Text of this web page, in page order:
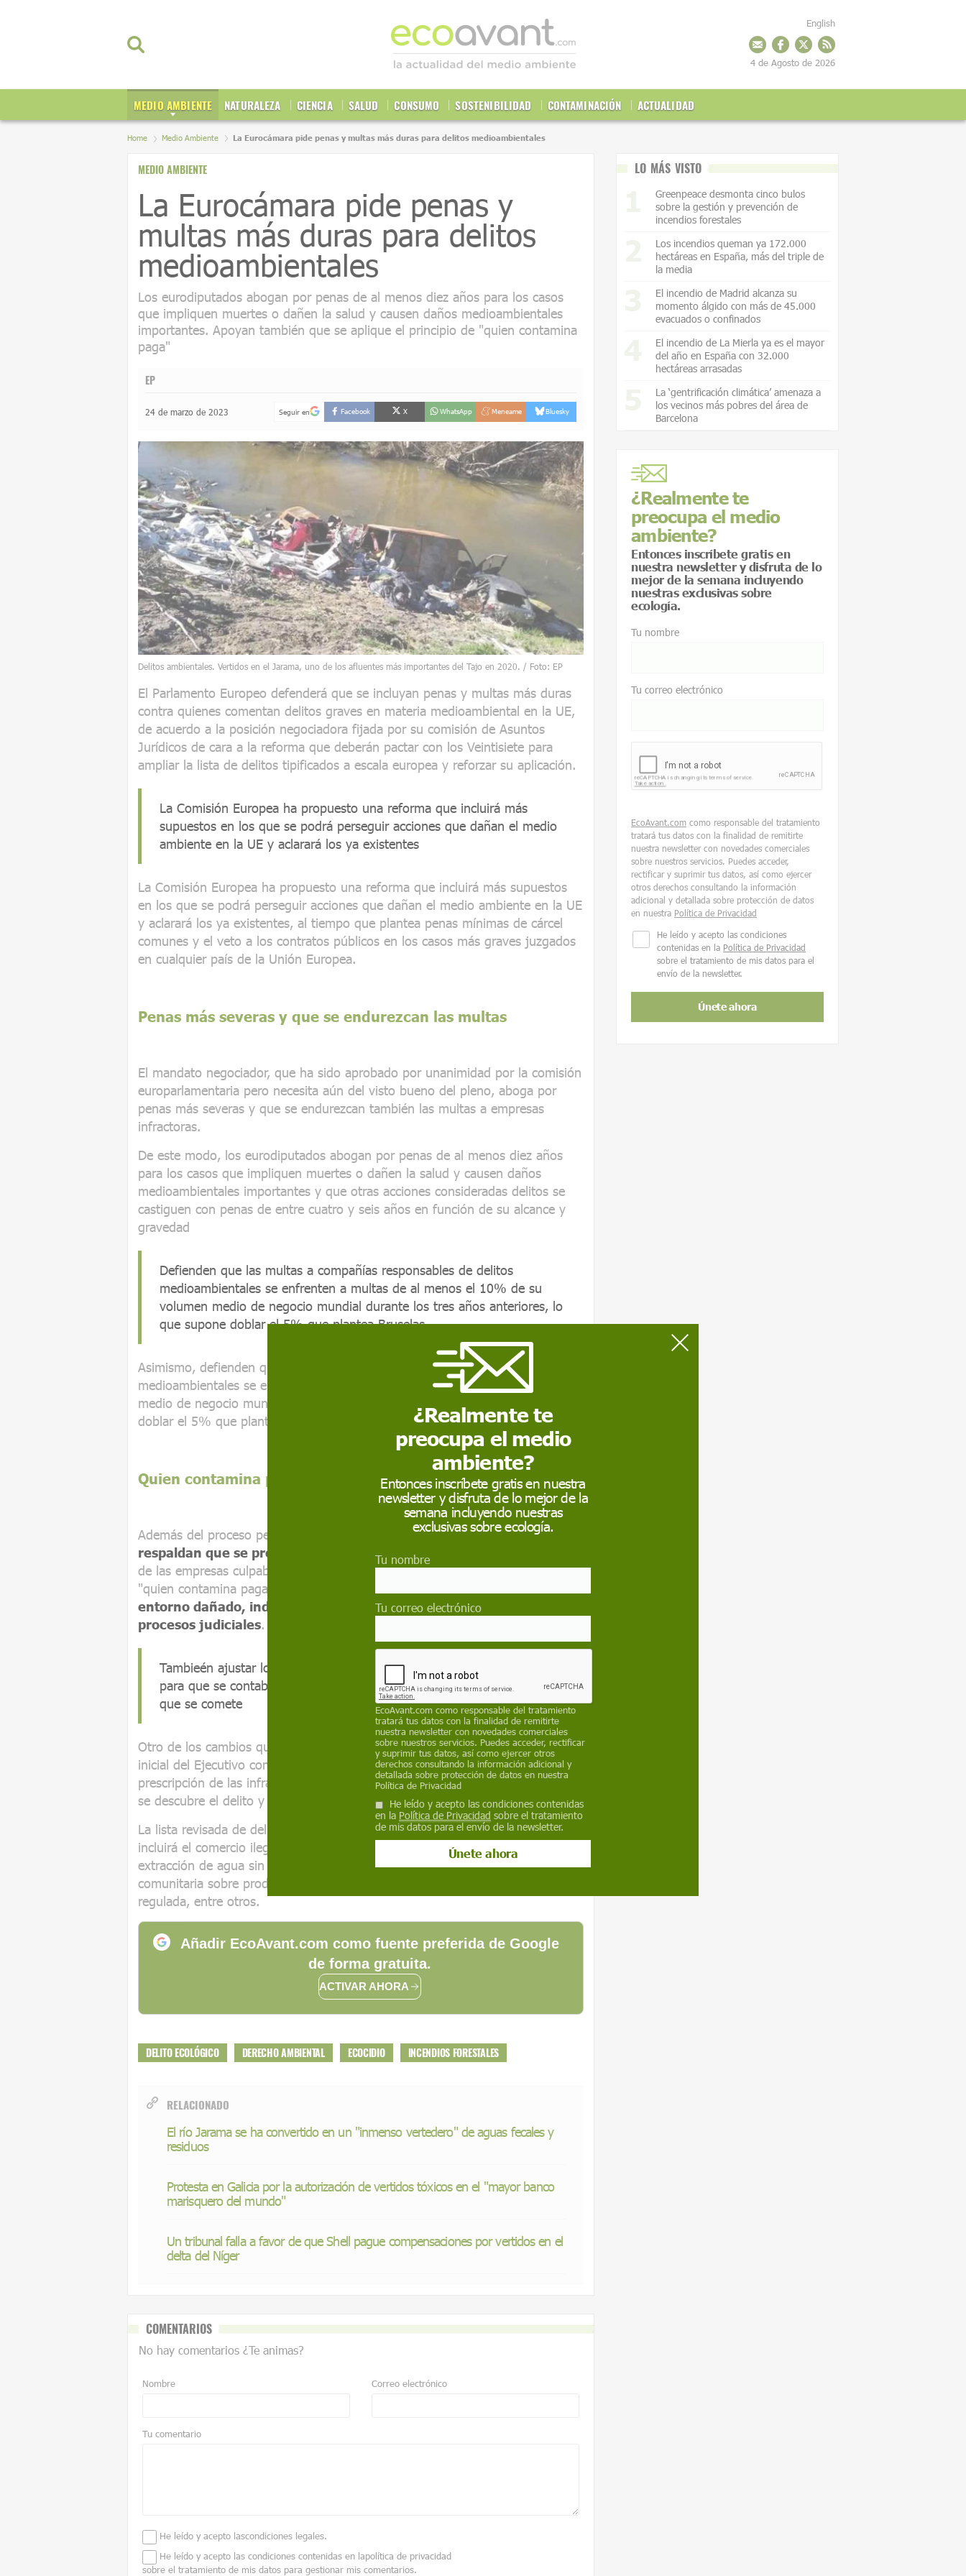
MEDIO AMBIENTE NATURALEZA CIENCIA SALUD CONSUMO SOSTENIBILIDAD CONTAMINACIÓN ACTUALIDAD
English
4 de Agosto de 2026
Home Medio Ambiente La Eurocámara pide penas y multas más duras para delitos medioambientales
MEDIO AMBIENTE
La Eurocámara pide penas y
multas más duras para delitos
medioambientales
Los eurodiputados abogan por penas de al menos diez años para los casos
que impliquen muertes o dañen la salud y causen daños medioambientales
importantes. Apoyan también que se aplique el principio de "quien contamina
paga"
EP
24 de marzo de 2023 Seguir en Facebook X WhatsApp Meneame Bluesky
Delitos ambientales. Vertidos en el Jarama, uno de los afluentes más importantes del Tajo en 2020. / Foto: EP
El Parlamento Europeo defenderá que se incluyan penas y multas más duras
contra quienes comentan delitos graves en materia medioambiental en la UE,
de acuerdo a la posición negociadora fijada por su comisión de Asuntos
Jurídicos de cara a la reforma que deberán pactar con los Veintisiete para
ampliar la lista de delitos tipificados a escala europea y reforzar su aplicación.
La Comisión Europea ha propuesto una reforma que incluirá más
supuestos en los que se podrá perseguir acciones que dañan el medio
ambiente en la UE y aclarará los ya existentes
La Comisión Europea ha propuesto una reforma que incluirá más supuestos
en los que se podrá perseguir acciones que dañan el medio ambiente en la UE
y aclarará los ya existentes, al tiempo que plantea penas mínimas de cárcel
comunes y el veto a los contratos públicos en los casos más graves juzgados
en cualquier país de la Unión Europea.
Penas más severas y que se endurezcan las multas
El mandato negociador, que ha sido aprobado por unanimidad por la comisión
europarlamentaria pero necesita aún del visto bueno del pleno, aboga por
penas más severas y que se endurezcan también las multas a empresas
infractoras.
De este modo, los eurodiputados abogan por penas de al menos diez años
para los casos que impliquen muertes o dañen la salud y causen daños
medioambientales importantes y que otras acciones consideradas delitos se
castiguen con penas de entre cuatro y seis años en función de su alcance y
gravedad
Defienden que las multas a compañías responsables de delitos
medioambientales se enfrenten a multas de al menos el 10% de su
volumen medio de negocio mundial durante los tres años anteriores, lo
que supone doblar el 5% que plantea Bruselas
Asimismo, defienden que las multas a compañías responsables de delitos
medioambientales se enfrenten a multas de al menos el 10% de su volumen
medio de negocio mundial durante los tres años anteriores, lo que supone
doblar el 5% que plantea Bruselas.
Quien contamina paga
Además del proceso penal por
las infracciones graves, los eurodiputados
respaldan que se prohíba el acceso a fondos o contratación pública
de las empresas culpables y apoyan también que se aplique el principio de
"quien contamina paga", por el que los
entorno dañado, indemnizar a las víctimas y asumir las costas de los
procesos judiciales.
Tambieén ajustar los plazos de prescripción de las infracciones penales
para que se contabilice a partir de que se descubre el delito y no desde
que se comete
Otro de los cambios que piden los eurodiputados con respecto a la propuesta
inicial del Ejecutivo comunitario tiene que ver con ajustar los plazos de
prescripción de las infracciones penales para que se contabilice a partir de que
se descubre el delito y no desde que se comete.
La lista revisada de delitos medioambientales una vez se pacte la reforma
incluirá el comercio ilegal de madera, el desguace ilegal de buques o la
extracción de agua sin autorización, así como la violación de la normativa
comunitaria sobre productos químicos y la pesca ilegal, no declarada ni
regulada, entre otros.
Añadir EcoAvant.com como fuente preferida de Google
de forma gratuita.
ACTIVAR AHORA
DELITO ECOLÓGICO DERECHO AMBIENTAL ECOCIDIO INCENDIOS FORESTALES
RELACIONADO
El río Jarama se ha convertido en un "inmenso vertedero" de aguas fecales y
residuos
Protesta en Galicia por la autorización de vertidos tóxicos en el "mayor banco
marisquero del mundo"
Un tribunal falla a favor de que Shell pague compensaciones por vertidos en el
delta del Níger
COMENTARIOS
No hay comentarios ¿Te animas?
Nombre Correo electrónico
Tu comentario
He leído y acepto lascondiciones legales.
He leído y acepto las condiciones contenidas en lapolítica de privacidad
sobre el tratamiento de mis datos para gestionar mis comentarios.
LO MÁS VISTO
Greenpeace desmonta cinco bulos
sobre la gestión y prevención de
incendios forestales
Los incendios queman ya 172.000
hectáreas en España, más del triple de
la media
El incendio de Madrid alcanza su
momento álgido con más de 45.000
evacuados o confinados
El incendio de La Mierla ya es el mayor
del año en España con 32.000
hectáreas arrasadas
La ‘gentrificación climática’ amenaza a
los vecinos más pobres del área de
Barcelona
¿Realmente te
preocupa el medio
ambiente?
Entonces inscríbete gratis en
nuestra newsletter y disfruta de lo
mejor de la semana incluyendo
nuestras exclusivas sobre
ecología.
Tu nombre
Tu correo electrónico
EcoAvant.com como responsable del tratamiento
tratará tus datos con la finalidad de remitirte
nuestra newsletter con novedades comerciales
sobre nuestros servicios. Puedes acceder,
rectificar y suprimir tus datos, así como ejercer
otros derechos consultando la información
adicional y detallada sobre protección de datos
en nuestra Política de Privacidad
He leído y acepto las condiciones
contenidas en la Política de Privacidad
sobre el tratamiento de mis datos para el
envío de la newsletter.
¿Realmente te
preocupa el medio
ambiente?
Entonces inscríbete gratis en nuestra
newsletter y disfruta de lo mejor de la
semana incluyendo nuestras
exclusivas sobre ecología.
Tu nombre
Tu correo electrónico
EcoAvant.com como responsable del tratamiento
tratará tus datos con la finalidad de remitirte
nuestra newsletter con novedades comerciales
sobre nuestros servicios. Puedes acceder, rectificar
y suprimir tus datos, así como ejercer otros
derechos consultando la información adicional y
detallada sobre protección de datos en nuestra
Política de Privacidad
He leído y acepto las condiciones contenidas
en la Política de Privacidad sobre el tratamiento
de mis datos para el envío de la newsletter.